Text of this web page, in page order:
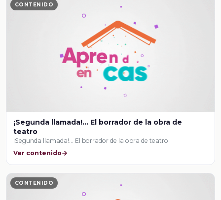
CONTENIDO
¡Segunda llamada!... El borrador de la obra de
teatro
¡Segunda llamada!... El borrador de la obra de teatro
Ver contenido
CONTENIDO